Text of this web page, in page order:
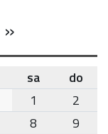
»
sa
do
1
2
8
9